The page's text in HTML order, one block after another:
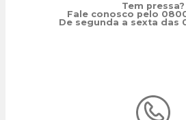
Tem pressa?
Fale conosco pelo
De segunda a sexta das